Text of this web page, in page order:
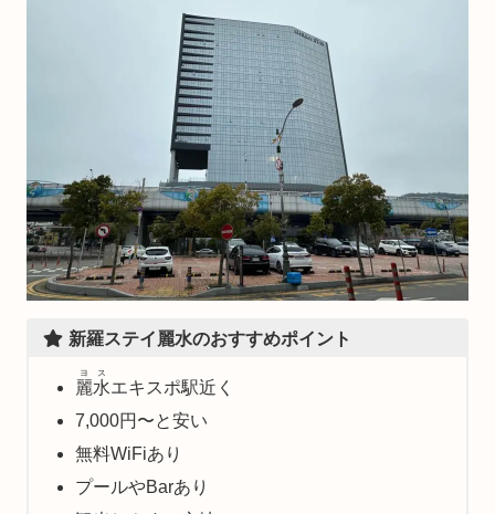
新羅ステイ麗水のおすすめポイント
麗水
ヨス
エキスポ駅近く
7,000円〜と安い
無料WiFiあり
プールやBarあり